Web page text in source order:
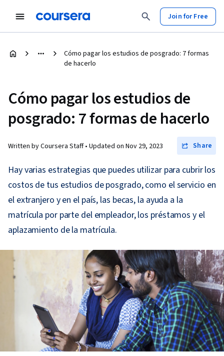
Join for Free
Cómo pagar los estudios de posgrado: 7 formas
de hacerlo
Cómo pagar los estudios de
posgrado: 7 formas de hacerlo
Written by Coursera Staff • Updated on Nov 29, 2023 Share
Hay varias estrategias que puedes utilizar para cubrir los
costos de tus estudios de posgrado, como el servicio en
el extranjero y en el país, las becas, la ayuda a la
matrícula por parte del empleador, los préstamos y el
aplazamiento de la matrícula.